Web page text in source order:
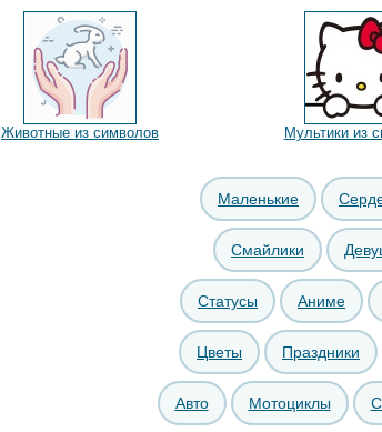
Животные из символов Мультики из
Маленькие
Смайлики
Статусы Аниме
Цветы Праздники
Авто Мотоциклы